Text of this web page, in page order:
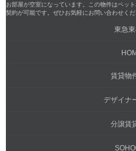
お部屋が空室になっています。この物件はペッ
契約が可能です。ぜひお気軽にお問い合わせくだ
東急
賃貸物
デザイナ
分譲賃